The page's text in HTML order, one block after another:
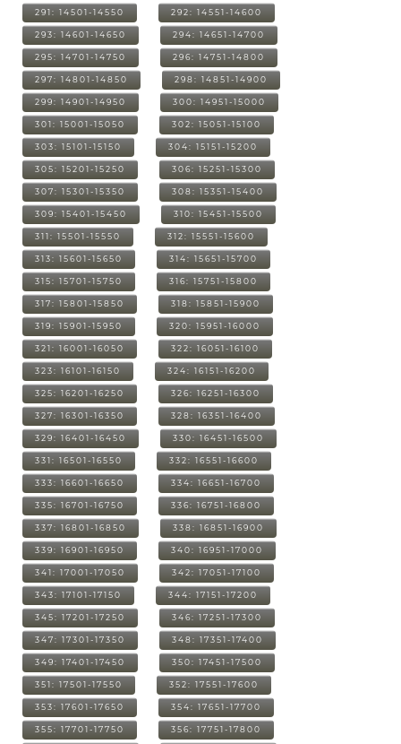
291: 14501-14550 292: 14551-14600
293: 14601-14650 294: 14651-14700
295: 14701-14750 296: 14751-14800
297: 14801-14850 298: 14851-14900
299: 14901-14950 300: 14951-15000
301: 15001-15050 302: 15051-15100
303: 15101-15150 304: 15151-15200
305: 15201-15250 306: 15251-15300
307: 15301-15350 308: 15351-15400
309: 15401-15450 310: 15451-15500
311: 15501-15550 312: 15551-15600
313: 15601-15650 314: 15651-15700
315: 15701-15750 316: 15751-15800
317: 15801-15850 318: 15851-15900
319: 15901-15950 320: 15951-16000
321: 16001-16050 322: 16051-16100
323: 16101-16150 324: 16151-16200
325: 16201-16250 326: 16251-16300
327: 16301-16350 328: 16351-16400
329: 16401-16450 330: 16451-16500
331: 16501-16550 332: 16551-16600
333: 16601-16650 334: 16651-16700
335: 16701-16750 336: 16751-16800
337: 16801-16850 338: 16851-16900
339: 16901-16950 340: 16951-17000
341: 17001-17050 342: 17051-17100
343: 17101-17150 344: 17151-17200
345: 17201-17250 346: 17251-17300
347: 17301-17350 348: 17351-17400
349: 17401-17450 350: 17451-17500
351: 17501-17550 352: 17551-17600
353: 17601-17650 354: 17651-17700
355: 17701-17750 356: 17751-17800